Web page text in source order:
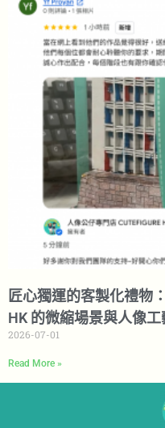
匠心獨運的客製化禮物
HK 的微縮場景與人像工
2026-07-01
Read More »